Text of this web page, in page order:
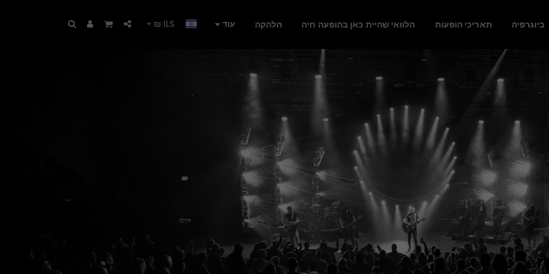
ביוגרפיה תאריכי הופעות הלוואי שהיית כאן בהופעה חיה הלהקה עוד ILS
₪